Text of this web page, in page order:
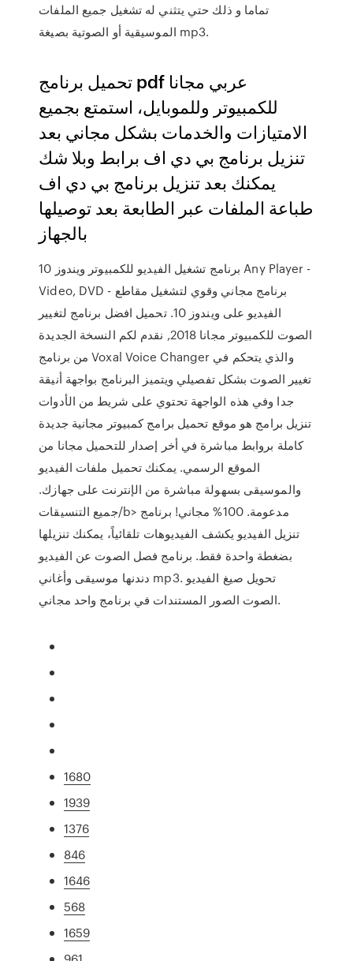
تماما و ذلك حتي يتثني له تشغيل جميع الملفات
الموسيقية أو الصوتية بصيغة mp3.
تحميل برنامج pdf عربي مجانا
للكمبيوتر وللموبايل، استمتع بجميع
الامتيازات والخدمات بشكل مجاني بعد
تنزيل برنامج بي دي اف برابط وبلا شك
يمكنك بعد تنزيل برنامج بي دي اف
طباعة الملفات عبر الطابعة بعد توصيلها
بالجهاز
برنامج تشغيل الفيديو للكمبيوتر ويندوز 10 Any Player -
Video, DVD - برنامج مجاني وقوي لتشغيل مقاطع
الفيديو على ويندوز 10. تحميل افضل برنامج لتغيير
الصوت للكمبيوتر مجانا 2018, نقدم لكم النسخة الجديدة
من برنامج Voxal Voice Changer والذي يتحكم في
تغيير الصوت بشكل تفصيلي ويتميز البرنامج بواجهة أنيقة
جدا وفي هذه الواجهة تحتوي على شريط من الأدوات
تنزيل برامج هو موقع تحميل برامج كمبيوتر مجانية جديدة
كاملة بروابط مباشرة في أخر إصدار للتحميل مجانا من
الموقع الرسمي. يمكنك تحميل ملفات الفيديو
والموسيقى بسهولة مباشرة من الإنترنت على جهازك.
جميع التنسيقات/b> مدعومة. 100% مجاني! برنامج
تنزيل الفيديو يكشف الفيديوهات تلقائياً، يمكنك تنزيلها
بضغطة واحدة فقط. برنامج فصل الصوت عن الفيديو
دندنها موسيقى وأغاني mp3. تحويل صيغ الفيديو
الصوت الصور المستندات في برنامج واحد مجاني.
1680
1939
1376
846
1646
568
1659